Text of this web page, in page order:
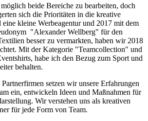
beide Bereiche zu bearbeiten, doch
sich die Prioritäten in die kreative
eine kleine Werbeagentur und 2017 mit dem
"Alexander Wellberg" für den
besser zu vermarkten, haben wir 2018
Mit der Kategorie "Teamcollection" und
habe ich den Bezug zum Sport und
behalten.
setzen wir unsere Erfahrungen
ein, entwickeln Ideen und Maßnahmen für
Wir verstehen uns als kreativen
für jede Form von Team.